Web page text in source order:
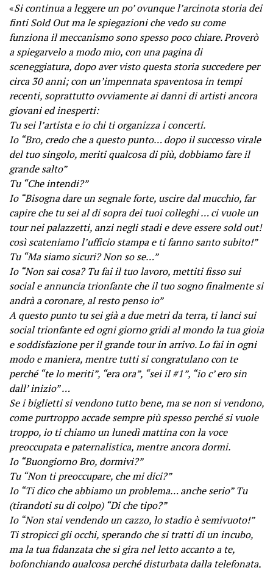
«Si continua a leggere un po’ ovunque l’arcinota storia dei
finti Sold Out ma le spiegazioni che vedo su come
funziona il meccanismo sono spesso poco chiare. Proverò
a spiegarvelo a modo mio, con una pagina di
sceneggiatura, dopo aver visto questa storia succedere per
circa 30 anni; con un’impennata spaventosa in tempi
recenti, soprattutto ovviamente ai danni di artisti ancora
giovani ed inesperti:
Tu sei l’artista e io chi ti organizza i concerti.
Io “Bro, credo che a questo punto… dopo il successo virale
del tuo singolo, meriti qualcosa di più, dobbiamo fare il
grande salto”
Tu “Che intendi?”
Io “Bisogna dare un segnale forte, uscire dal mucchio, far
capire che tu sei al di sopra dei tuoi colleghi … ci vuole un
tour nei palazzetti, anzi negli stadi e deve essere sold out!
così scateniamo l’ufficio stampa e ti fanno santo subito!”
Tu “Ma siamo sicuri? Non so se…”
Io “Non sai cosa? Tu fai il tuo lavoro, mettiti fisso sui
social e annuncia trionfante che il tuo sogno finalmente si
andrà a coronare, al resto penso io”
A questo punto tu sei già a due metri da terra, ti lanci sui
social trionfante ed ogni giorno gridi al mondo la tua gioia
e soddisfazione per il grande tour in arrivo. Lo fai in ogni
modo e maniera, mentre tutti si congratulano con te
perché “te lo meriti”, “era ora”, “sei il #1”, “io c’ ero sin
dall’ inizio” …
Se i biglietti si vendono tutto bene, ma se non si vendono,
come purtroppo accade sempre più spesso perché si vuole
troppo, io ti chiamo un lunedì mattina con la voce
preoccupata e paternalistica, mentre ancora dormi.
Io “Buongiorno Bro, dormivi?”
Tu “Non ti preoccupare, che mi dici?”
Io “Ti dico che abbiamo un problema… anche serio” Tu
(tirandoti su di colpo) “Di che tipo?”
Io “Non stai vendendo un cazzo, lo stadio è semivuoto!”
Ti stropicci gli occhi, sperando che si tratti di un incubo,
ma la tua fidanzata che si gira nel letto accanto a te,
bofonchiando qualcosa perché disturbata dalla telefonata,